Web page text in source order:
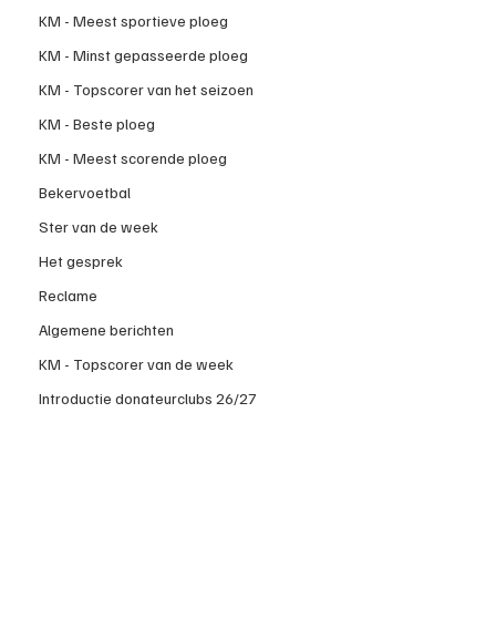
KM - Meest sportieve ploeg
KM - Minst gepasseerde ploeg
KM - Topscorer van het seizoen
KM - Beste ploeg
KM - Meest scorende ploeg
Bekervoetbal
Ster van de week
Het gesprek
Reclame
Algemene berichten
KM - Topscorer van de week
Introductie donateurclubs 26/27